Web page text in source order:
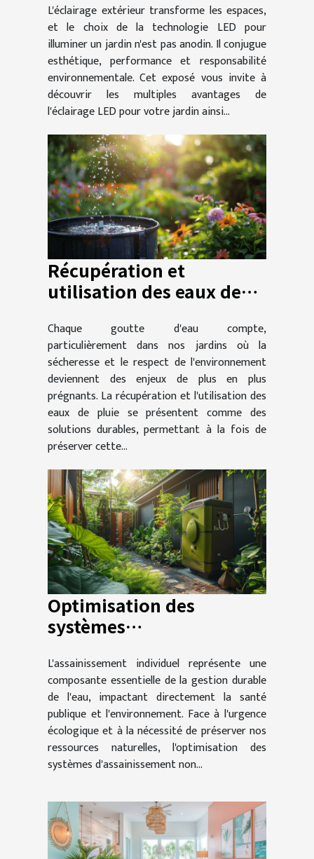
L'éclairage extérieur transforme les espaces,
et le choix de la technologie LED pour
illuminer un jardin n'est pas anodin. Il conjugue
esthétique, performance et responsabilité
environnementale. Cet exposé vous invite à
découvrir les multiples avantages de
l'éclairage LED pour votre jardin ainsi...
Récupération et
utilisation des eaux de
et systèmes efficaces
pour un arrosage durable
Chaque goutte d'eau compte,
particulièrement dans nos jardins où la
sécheresse et le respect de l'environnement
deviennent des enjeux de plus en plus
prégnants. La récupération et l'utilisation des
eaux de pluie se présentent comme des
solutions durables, permettant à la fois de
préserver cette...
Optimisation des
systèmes
individuel pour
durabilité
L'assainissement individuel représente une
composante essentielle de la gestion durable
de l'eau, impactant directement la santé
publique et l'environnement. Face à l'urgence
écologique et à la nécessité de préserver nos
ressources naturelles, l'optimisation des
systèmes d'assainissement non...